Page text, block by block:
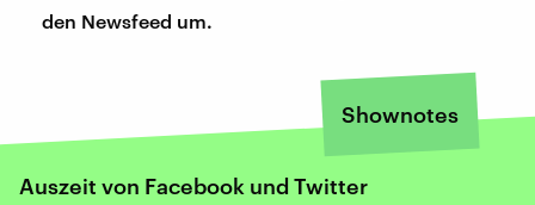
den Newsfeed um.
Shownotes
Auszeit von Facebook und Twitter